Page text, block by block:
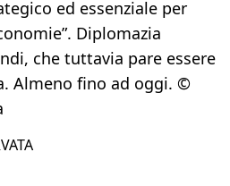
ed essenziale per
Diplomazia
che tuttavia pare essere
Almeno fino ad oggi. ©